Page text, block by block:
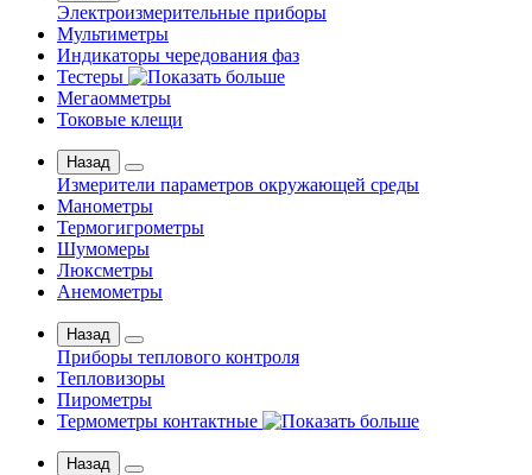
Электроизмерительные приборы
Мультиметры
Индикаторы чередования фаз
Тестеры
Мегаомметры
Токовые клещи
Назад
Измерители параметров окружающей среды
Манометры
Термогигрометры
Шумомеры
Люксметры
Анемометры
Назад
Приборы теплового контроля
Тепловизоры
Пирометры
Термометры контактные
Назад